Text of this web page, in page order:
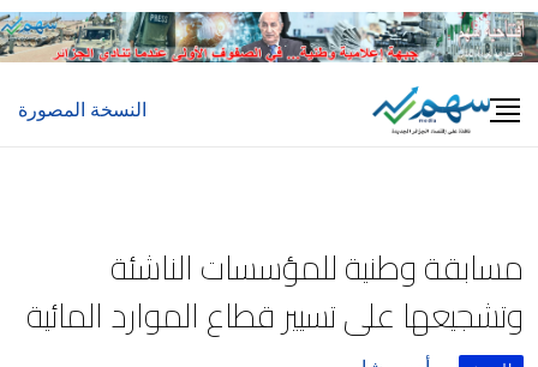
Skip
to
النسخة المصورة
مسابقة وطنية للمؤسسات الناشئة
وتشجيعها على تسيير قطاع الموارد المائية